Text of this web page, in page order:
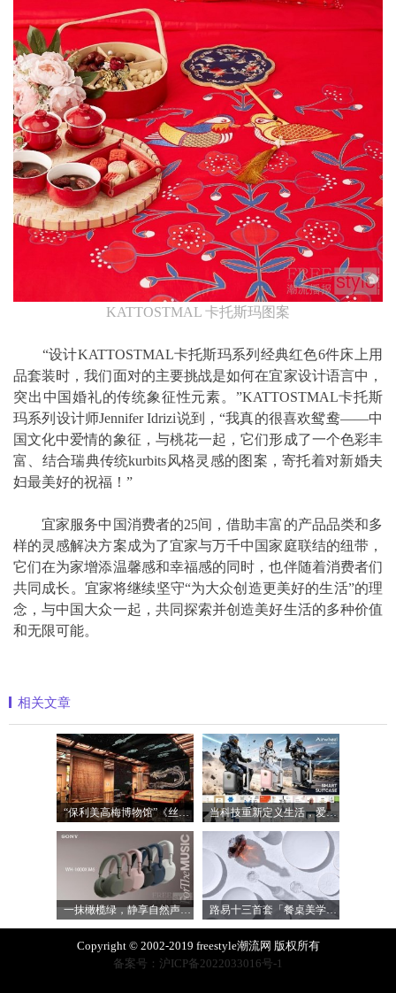
KATTOSTMAL 卡托斯玛图案
“设计KATTOSTMAL卡托斯玛系列经典红色6件床上用
品套装时，我们面对的主要挑战是如何在宜家设计语言中，
突出中国婚礼的传统象征性元素。”KATTOSTMAL卡托斯
玛系列设计师Jennifer Idrizi说到，“我真的很喜欢鸳鸯——中
国文化中爱情的象征，与桃花一起，它们形成了一个色彩丰
富、结合瑞典传统kurbits风格灵感的图案，寄托着对新婚夫
妇最美好的祝福！”
宜家服务中国消费者的25间，借助丰富的产品品类和多
样的灵感解决方案成为了宜家与万千中国家庭联结的纽带，
它们在为家增添温馨感和幸福感的同时，也伴随着消费者们
共同成长。宜家将继续坚守“为大众创造更美好的生活”的理
念，与中国大众一起，共同探索并创造美好生活的多种价值
和无限可能。
相关文章
“保利美高梅博物馆”《丝路》大展最后 当科技重新定义生活，爱尔威Airwheel正在
一抹橄榄绿，静享自然声 索尼WH-1000XM6橄 路易十三首套「餐桌美学」系列正式揭晓
Copyright © 2002-2019 freestyle潮流网 版权所有
备案号：沪ICP备2022033016号-1